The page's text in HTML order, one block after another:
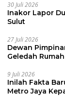
30 Juli 2026
Inakor Lapor
Sulut
27 Juli 2026
Dewan
Geledah
9 Juli 2026
Inilah Fakta
Metro Jaya